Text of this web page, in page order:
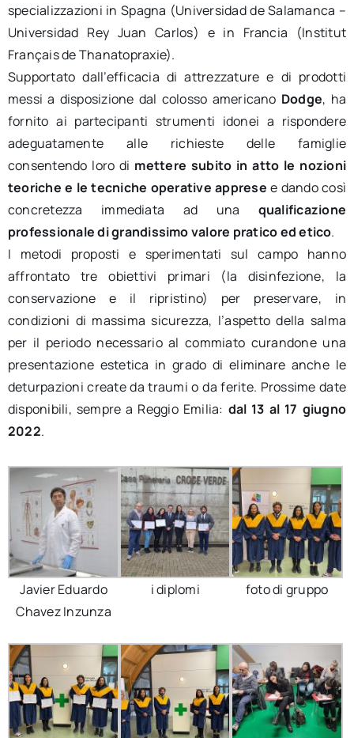
specializzazioni in Spagna (Universidad de Salamanca –
Universidad Rey Juan Carlos) e in Francia (Institut
Français de Thanatopraxie).
Supportato dall’efficacia di attrezzature e di prodotti
messi a disposizione dal colosso americano Dodge, ha
fornito ai partecipanti strumenti idonei a rispondere
adeguatamente alle richieste delle famiglie
consentendo loro di mettere subito in atto le nozioni
teoriche e le tecniche operative apprese e dando così
concretezza immediata ad una qualificazione
professionale di grandissimo valore pratico ed etico.
I metodi proposti e sperimentati sul campo hanno
affrontato tre obiettivi primari (la disinfezione, la
conservazione e il ripristino) per preservare, in
condizioni di massima sicurezza, l’aspetto della salma
per il periodo necessario al commiato curandone una
presentazione estetica in grado di eliminare anche le
deturpazioni create da traumi o da ferite. Prossime date
disponibili, sempre a Reggio Emilia: dal 13 al 17 giugno
2022.
Javier Eduardo
Chavez Inzunza
i diplomi foto di gruppo